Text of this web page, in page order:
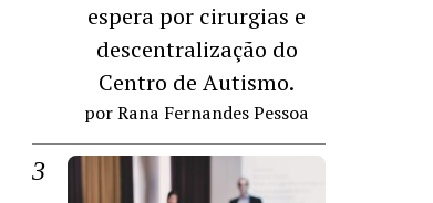
espera por cirurgias e
descentralização do
Centro de Autismo.
por Rana Fernandes Pessoa